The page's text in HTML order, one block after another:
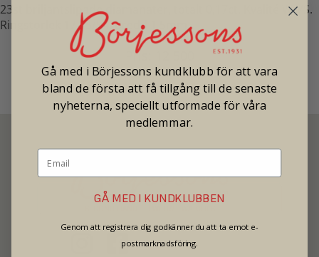
23st briljantslipade diamanater, totalt 0,17ct. Kvalité W-VS.
Ringstorlek 17,25/54. Bredd 1,5mm.
Pris: 12 500
Gå med i Börjessons kundklubb för att vara
bland de första att få tillgång till de senaste
nyheterna, speciellt utformade för våra
medlemmar.
GÅ MED I KUNDKLUBBEN
Genom att registrera dig godkänner du att ta emot e-
postmarknadsföring.